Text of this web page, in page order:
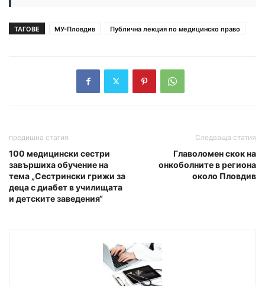
ТАГОВЕ МУ-Пловдив Публична лекция по медицинско право
предишна статия
100 медицински сестри
завършиха обучение на
тема „Сестрински грижи за
деца с диабет в училищата
и детските заведения“
Следваща статия
Главоломен скок на
онкоболните в региона
около Пловдив